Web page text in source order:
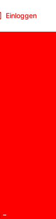
Einloggen
-